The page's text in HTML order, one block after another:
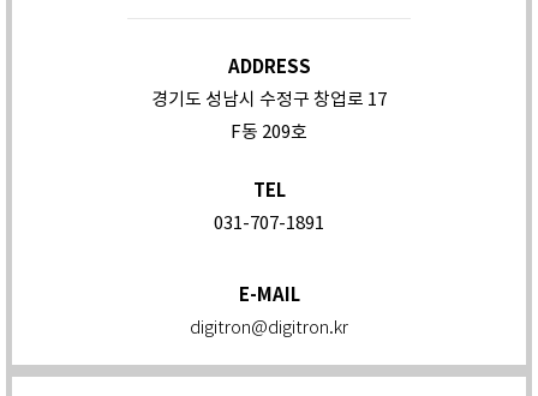
ADDRESS
경기도 성남시 수정구 창업로 17
F동 209호
TEL
031-707-1891
E-MAIL
digitron@digitron.kr